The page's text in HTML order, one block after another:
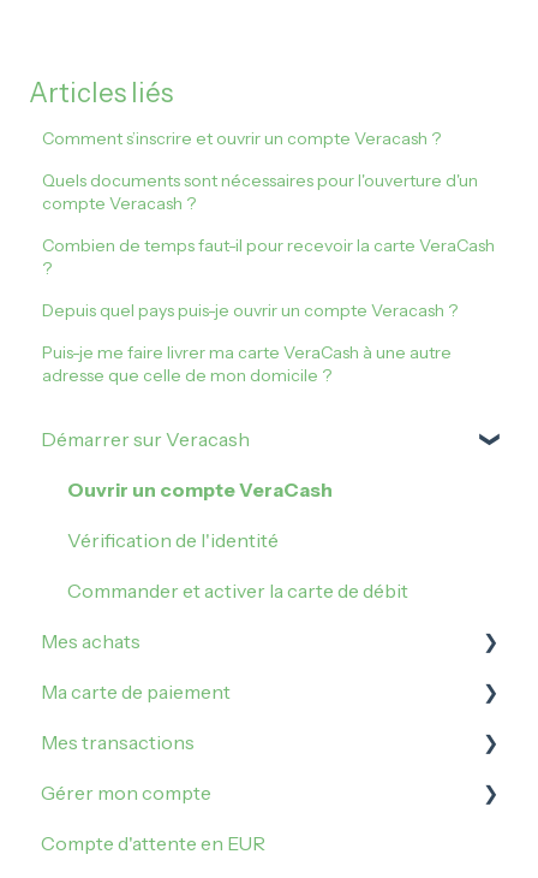
Articles liés
Comment s’inscrire et ouvrir un compte Veracash ?
Quels documents sont nécessaires pour l'ouverture d'un
compte Veracash ?
Combien de temps faut-il pour recevoir la carte VeraCash
?
Depuis quel pays puis-je ouvrir un compte Veracash ?
Puis-je me faire livrer ma carte VeraCash à une autre
adresse que celle de mon domicile ?
Démarrer sur Veracash
Ouvrir un compte VeraCash
Vérification de l'identité
Commander et activer la carte de débit
Mes achats
Comment acheter sur Veracash ?
Acheter de l'or
Acheter de l'argent métal
Ma carte de paiement
Gérer mes plafonds
Gérer ma carte
Faire opposition sur ma carte
Mes transactions
Irrégularités et incidents
Mes opérations
Gérer mon compte
Me connecter
Compte d'attente en EUR